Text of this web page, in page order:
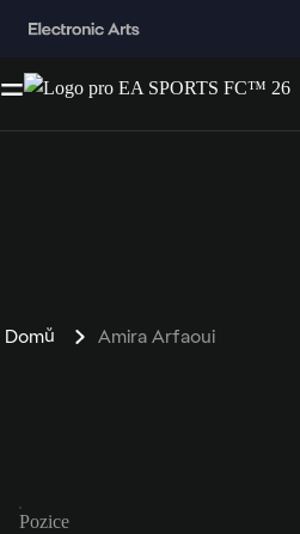
Domů Amira Arfaoui
Pozice